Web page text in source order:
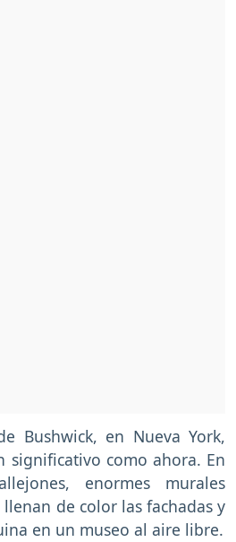
Bushwick, en Nueva York,
significativo como ahora. En
enormes murales
de color las fachadas y
en un museo al aire libre.